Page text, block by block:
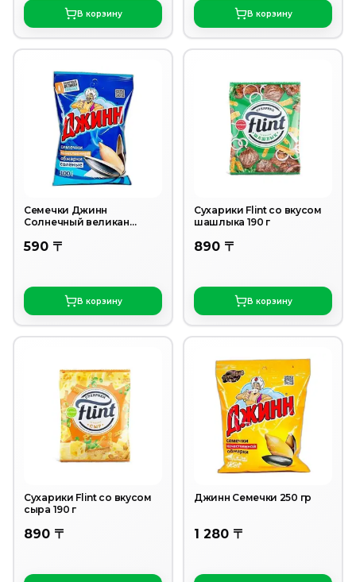
В корзину В корзину
Семечки Джинн
Солнечный великан
590 〒
В корзину
Сухарики Flint со вкусом
шашлыка 190 г
890 〒
В корзину
Сухарики Flint со вкусом
сыра 190 г
890 〒
Джинн Семечки 250 гр
1 280 〒